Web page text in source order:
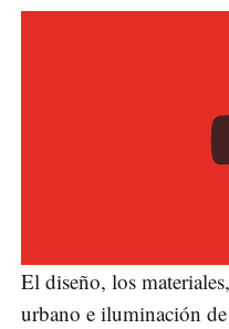
El diseño, los
urbano e iluminación